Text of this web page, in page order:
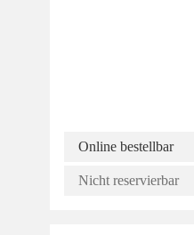
Online bestellbar
Nicht reservierbar